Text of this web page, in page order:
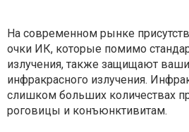
На современном рынке
очки ИК, которые помимо
излучения, также защищают ваши
инфракрасного излучения.
слишком больших количествах
роговицы и конъюнктивитам.